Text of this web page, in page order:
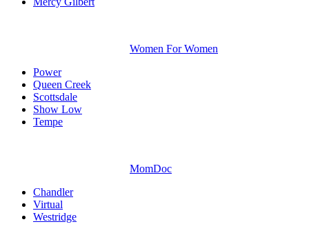
Women For Women
Power
Queen Creek
Scottsdale
Show Low
Tempe
MomDoc
Chandler
Virtual
Westridge